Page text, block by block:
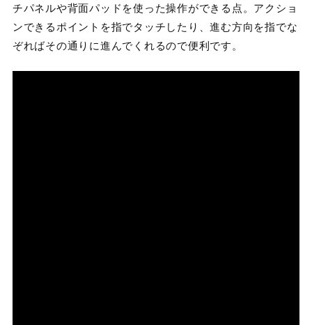
チパネルや背面パッドを使った操作ができる点。アクショ
ンできるポイントを指でタッチしたり、進む方向を指でな
ぞればその通りに進んでくれるので便利です。